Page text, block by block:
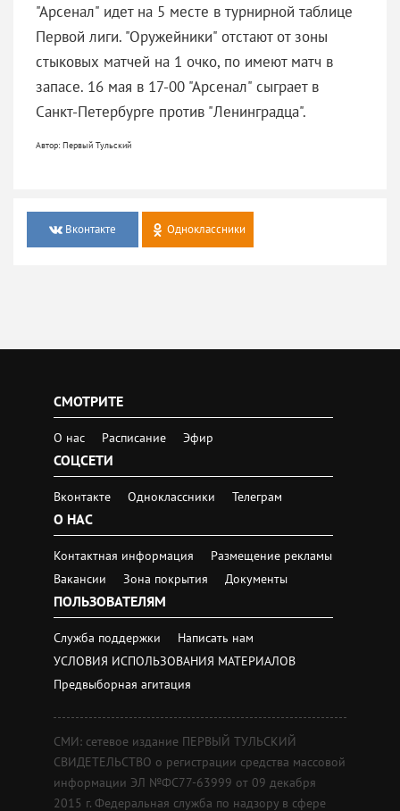
"Арсенал" идет на 5 месте в турнирной таблице
Первой лиги. "Оружейники" отстают от зоны
стыковых матчей на 1 очко, по имеют матч в
запасе. 16 мая в 17-00 "Арсенал" сыграет в
Санкт-Петербурге против "Ленинградца".
Автор: Первый Тульский
Вконтакте Одноклассники
СМОТРИТЕ
О нас Расписание Эфир
СОЦСЕТИ
Вконтакте Одноклассники Телеграм
О НАС
Контактная информация
Размещение рекламы
Вакансии
Зона покрытия Документы
ПОЛЬЗОВАТЕЛЯМ
Служба поддержки
Написать нам
УСЛОВИЯ ИСПОЛЬЗОВАНИЯ МАТЕРИАЛОВ
Предвыборная агитация
СМИ: сетевое издание ПЕРВЫЙ ТУЛЬСКИЙ
СВИДЕТЕЛЬСТВО о регистрации средства массовой
информации ЭЛ №ФС77-63999 от 09 декабря
2015 г. Федеральная служба по надзору в сфере